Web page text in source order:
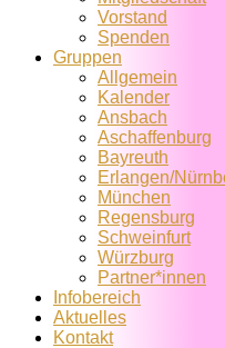
Vorstand
Spenden
Gruppen
Allgemein
Kalender
Ansbach
Aschaffenburg
Bayreuth
Erlangen/
München
Regensburg
Schweinfurt
Würzburg
Partner*innen
Infobereich
Aktuelles
Kontakt